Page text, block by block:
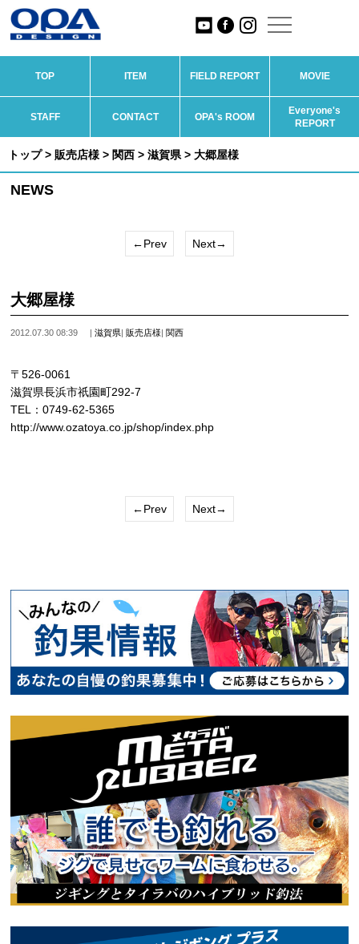
TOP ITEM FIELD REPORT MOVIE
STAFF CONTACT OPA's ROOM
Everyone's
REPORT
トップ> 販売店様 > 関西 > 滋賀県 > 大郷屋様
NEWS
←Prev Next→
大郷屋様
2012.07.30 08:39 |滋賀県|販売店様|関西
〒526-0061
滋賀県長浜市祇園町292-7
TEL：0749-62-5365
http://www.ozatoya.co.jp/shop/index.php
←Prev Next→